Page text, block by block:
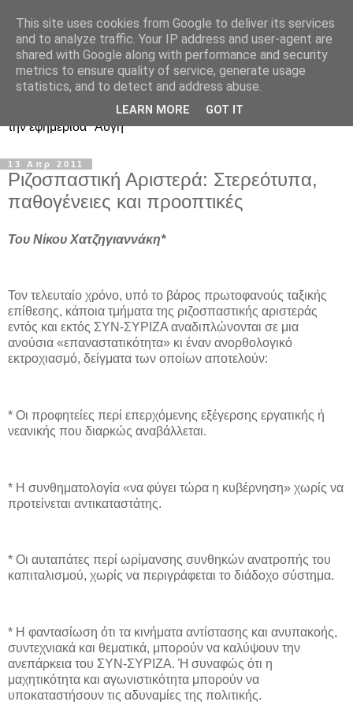
Ιστολόγιο Διαλόγου για
ΣΥΝ και ΣΥΡΙΖΑ
Περί ΣΥΝ, ΣΥΡΙΖΑ και ευρωεκλογικού αποτελέσματος: από
την εφημερίδα "Αυγή"
13 Απρ 2011
Ριζοσπαστική Αριστερά: Στερεότυπα,
παθογένειες και προοπτικές
Του Νίκου Χατζηγιαννάκη*
Τον τελευταίο χρόνο, υπό το βάρος πρωτοφανούς ταξικής
επίθεσης, κάποια τμήματα της ριζοσπαστικής αριστεράς
εντός και εκτός ΣΥΝ-ΣΥΡΙΖΑ αναδιπλώνονται σε μια
ανούσια «επαναστατικότητα» κι έναν ανορθολογικό
εκτροχιασμό, δείγματα των οποίων αποτελούν:
* Οι προφητείες περί επερχόμενης εξέγερσης εργατικής ή
νεανικής που διαρκώς αναβάλλεται.
* Η συνθηματολογία «να φύγει τώρα η κυβέρνηση» χωρίς να
προτείνεται αντικαταστάτης.
* Οι αυταπάτες περί ωρίμανσης συνθηκών ανατροπής του
καπιταλισμού, χωρίς να περιγράφεται το διάδοχο σύστημα.
* Η φαντασίωση ότι τα κινήματα αντίστασης και ανυπακοής,
συντεχνιακά και θεματικά, μπορούν να καλύψουν την
ανεπάρκεια του ΣΥΝ-ΣΥΡΙΖΑ. Ή συναφώς ότι η
μαχητικότητα και αγωνιστικότητα μπορούν να
υποκαταστήσουν τις αδυναμίες της πολιτικής.
This site uses cookies from Google to deliver its services
and to analyze traffic. Your IP address and user-agent are
shared with Google along with performance and security
metrics to ensure quality of service, generate usage
statistics, and to detect and address abuse.
LEARN MORE GOT IT